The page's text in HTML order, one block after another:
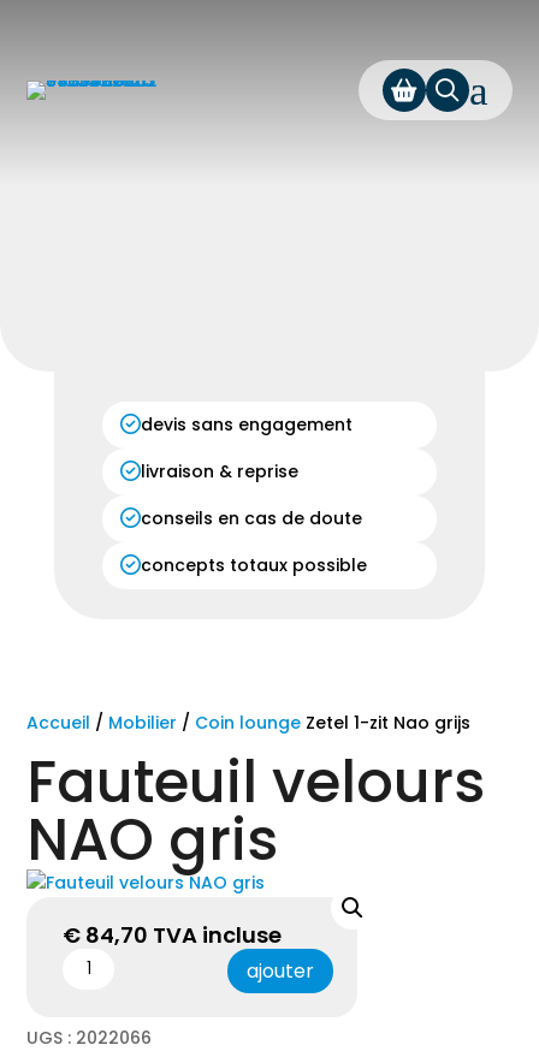
a
devis sans engagement
livraison & reprise
conseils en cas de doute
concepts totaux possible
Accueil / Mobilier / Coin lounge Zetel 1-zit Nao grijs
Fauteuil velours
NAO gris
€ 84,70 TVA incluse
ajouter
UGS : 2022066